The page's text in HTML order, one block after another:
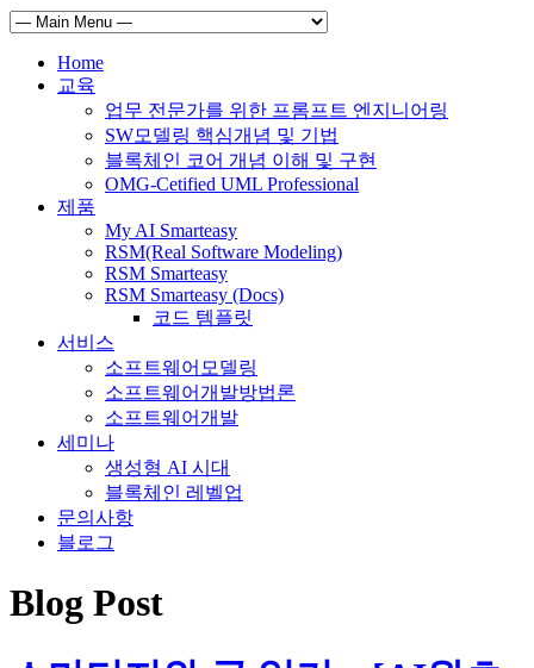
Home
교육
업무 전문가를 위한 프롬프트 엔지니어링
SW모델링 핵심개념 및 기법
블록체인 코어 개념 이해 및 구현
OMG-Cetified UML Professional
제품
My AI Smarteasy
RSM(Real Software Modeling)
RSM Smarteasy
RSM Smarteasy (Docs)
코드 템플릿
서비스
소프트웨어모델링
소프트웨어개발방법론
소프트웨어개발
세미나
생성형 AI 시대
블록체인 레벨업
문의사항
블로그
Blog Post